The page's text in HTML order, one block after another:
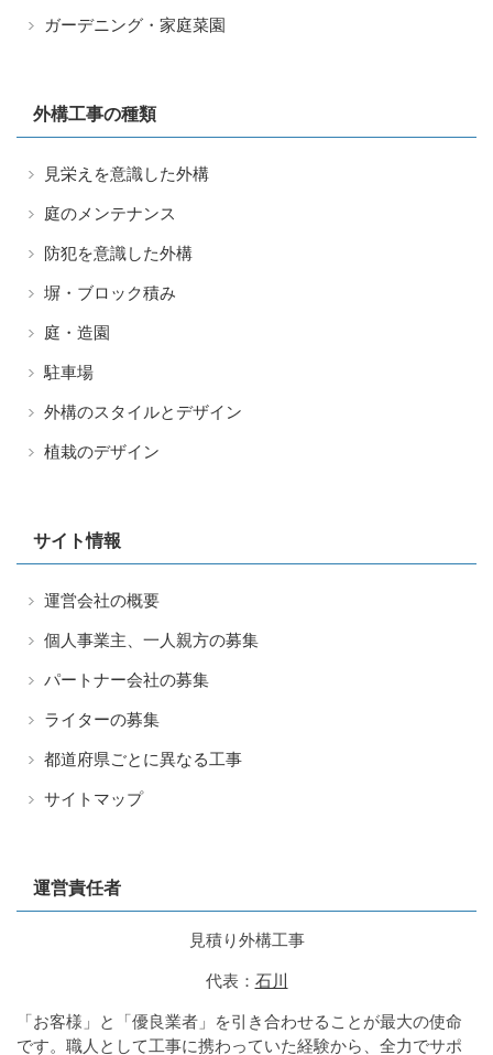
ガーデニング・家庭菜園
外構工事の種類
見栄えを意識した外構
庭のメンテナンス
防犯を意識した外構
塀・ブロック積み
庭・造園
駐車場
外構のスタイルとデザイン
植栽のデザイン
サイト情報
運営会社の概要
個人事業主、一人親方の募集
パートナー会社の募集
ライターの募集
都道府県ごとに異なる工事
サイトマップ
運営責任者
見積り外構工事
代表： 石川
「お客様」と「優良業者」を引き合わせることが最大の使命
です。職人として工事に携わっていた経験から、全力でサポ